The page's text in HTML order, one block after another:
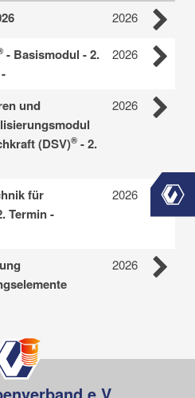
2026
- Basismodul - 2.
2026
und
(DSV)® - 2.
2026
für
Termin -
2026
2026